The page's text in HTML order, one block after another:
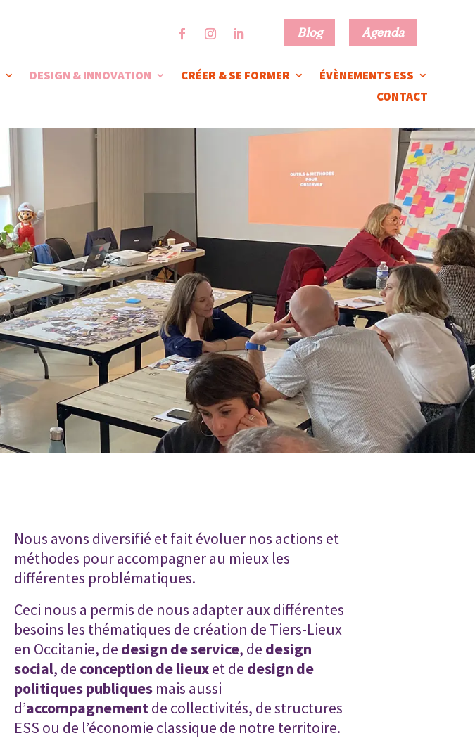
Blog Agenda
DESIGN & INNOVATION CRÉER & SE FORMER
ÉVÈNEMENTS ESS
CONTACT
Nous avons diversifié et fait évoluer nos actions et
méthodes pour accompagner au mieux les
différentes problématiques.
Ceci nous a permis de nous adapter aux différentes
besoins les thématiques de création de Tiers-Lieux
en Occitanie, de design de service, de design
social, de conception de lieuxet de design de
politiques publiques mais aussi
d’accompagnementde collectivités, de structures
ESS ou de l’économie classique de notre territoire.